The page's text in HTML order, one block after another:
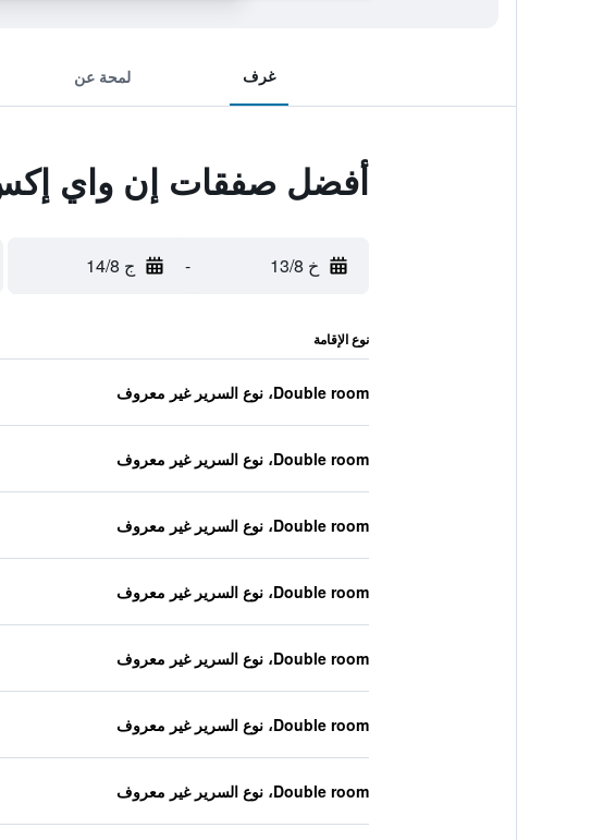
غرف لمحة عن
أفضل صفقات إن واي إكس
خ 13/8 - ج 14/8
نوع الإقامة
Double room، نوع السرير غير معروف
Double room، نوع السرير غير معروف
Double room، نوع السرير غير معروف
Double room، نوع السرير غير معروف
Double room، نوع السرير غير معروف
Double room، نوع السرير غير معروف
Double room، نوع السرير غير معروف